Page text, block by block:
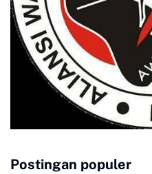
Postingan populer